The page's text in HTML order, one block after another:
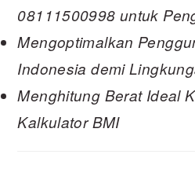
08111500998 untuk
Mengoptimalkan
Indonesia demi
Menghitung Berat Ideal
Kalkulator BMI